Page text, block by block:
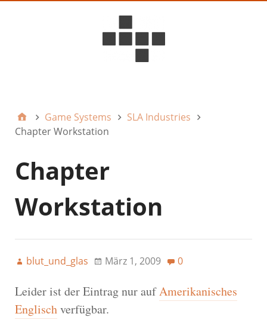
Game Systems
SLA Industries
Chapter Workstation
Chapter
Workstation
blut_und_glas März 1, 2009 0
Leider ist der Eintrag nur aufAmerikanisches
Englischverfügbar.